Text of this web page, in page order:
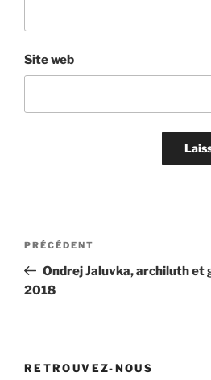
Site web
Navigation
l’article
Article
précédent
PRÉCÉDENT
Ondrej Jaluvka, archiluth
2018
RETROUVEZ-NOUS